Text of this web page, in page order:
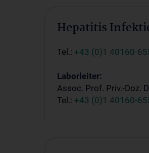
Hepatitis
Tel.: +43 (0)1 40160-
Laborleiter:
Assoc. Prof. Priv.-Doz.
Tel.: +43 (0)1 40160-